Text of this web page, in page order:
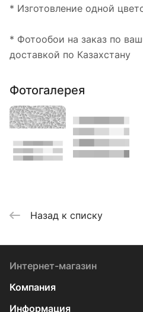
* Изготовление одной
* Фотообои на заказ по
доставкой по Казахстану
Фотогалерея
Назад к списку
Интернет-магазин
Компания
Информация